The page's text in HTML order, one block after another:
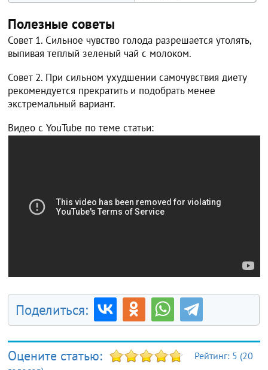
Полезные советы
Совет 1. Сильное чувство голода разрешается утолять,
выпивая теплый зеленый чай с молоком.
Совет 2. При сильном ухудшении самочувствия диету
рекомендуется прекратить и подобрать менее
экстремальный вариант.
Видео с YouTube по теме статьи:
Поделиться:
Оцените статью: Рейтинг: 5 (20